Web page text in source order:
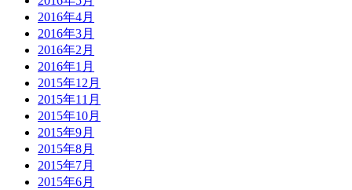
2016年4月
2016年3月
2016年2月
2016年1月
2015年12月
2015年11月
2015年10月
2015年9月
2015年8月
2015年7月
2015年6月